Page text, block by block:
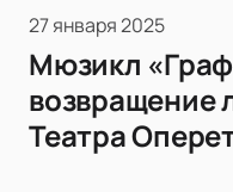
27 января 2025
Мюзикл
возвращение
Театра